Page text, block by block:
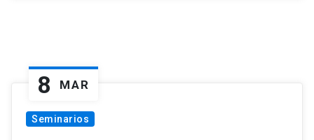
8 MAR
Seminarios